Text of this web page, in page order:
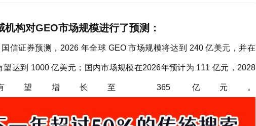
机构对GEO市场规模进行了预测：
证券预测，2026 年全球 GEO 市场规模将达到 240 亿美元，并在
望达到 1000 亿美元；国内市场规模在2026年预计为 111 亿元，2028
望增长至 365 亿元。